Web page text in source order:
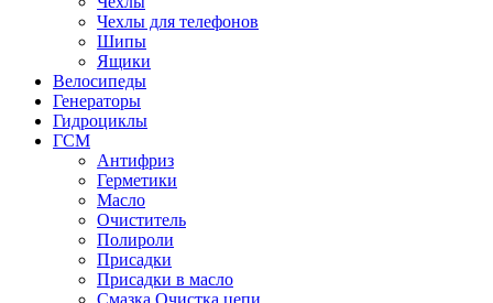
Чехлы для телефонов
Шипы
Ящики
Велосипеды
Генераторы
Гидроциклы
ГСМ
Антифриз
Герметики
Масло
Очиститель
Полироли
Присадки
Присадки в масло
Смазка Очистка цепи